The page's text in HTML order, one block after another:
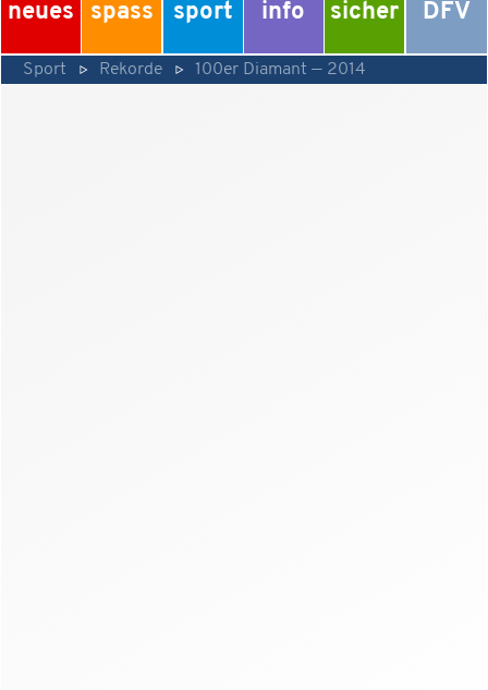
neues spass sport info sicher DFV
Sport Rekorde 100er Diamant — 2014